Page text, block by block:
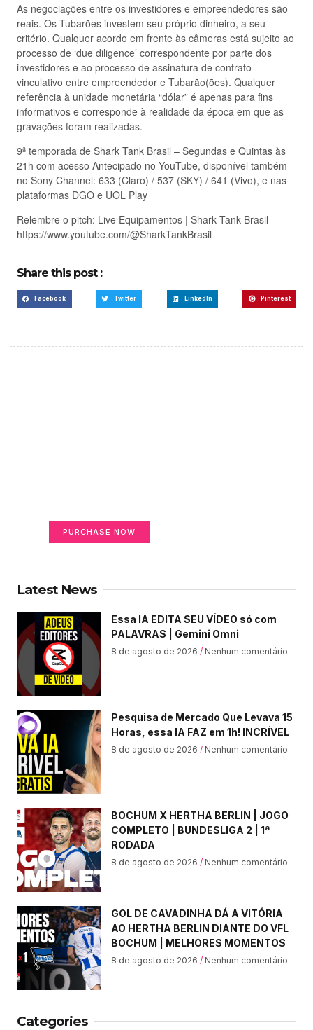
As negociações entre os investidores e empreendedores são
reais. Os Tubarões investem seu próprio dinheiro, a seu
critério. Qualquer acordo em frente às câmeras está sujeito ao
processo de ‘due diligence’ correspondente por parte dos
investidores e ao processo de assinatura de contrato
vinculativo entre empreendedor e Tubarão(ões). Qualquer
referência à unidade monetária “dólar” é apenas para fins
informativos e corresponde à realidade da época em que as
gravações foram realizadas.
9ª temporada de Shark Tank Brasil – Segundas e Quintas às
21h com acesso Antecipado no YouTube, disponível também
no Sony Channel: 633 (Claro) / 537 (SKY) / 641 (Vivo), e nas
plataformas DGO e UOL Play
Relembre o pitch: Live Equipamentos | Shark Tank Brasil
https://www.youtube.com/@SharkTankBrasil
Share this post :
Facebook Twitter LinkedIn Pinterest
PURCHASE NOW
Latest News
Essa IA EDITA SEU VÍDEO só com
PALAVRAS | Gemini Omni
8 de agosto de 2026 Nenhum comentário
Pesquisa de Mercado Que Levava 15
Horas, essa IA FAZ em 1h! INCRÍVEL
8 de agosto de 2026 Nenhum comentário
BOCHUM X HERTHA BERLIN | JOGO
COMPLETO | BUNDESLIGA 2 | 1ª
RODADA
8 de agosto de 2026 Nenhum comentário
GOL DE CAVADINHA DÁ A VITÓRIA
AO HERTHA BERLIN DIANTE DO VFL
BOCHUM | MELHORES MOMENTOS
8 de agosto de 2026 Nenhum comentário
Categories